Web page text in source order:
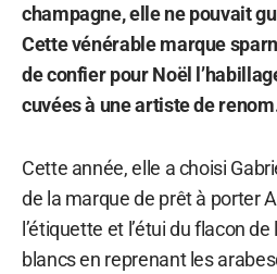
champagne, elle ne pouvait
Cette vénérable marque
de confier pour Noël
cuvées à une artiste de
Cette année, elle a choisi
de la marque de prêt à porter
l’étiquette et l’étui du flacon
blancs en reprenant les